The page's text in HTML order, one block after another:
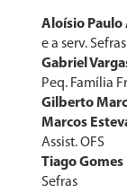
Aloísio Paulo
e a serv. Sefras
Gabriel
Peq. Família
Gilberto
Marcos
Assist. OFS
Tiago Gomes
Sefras